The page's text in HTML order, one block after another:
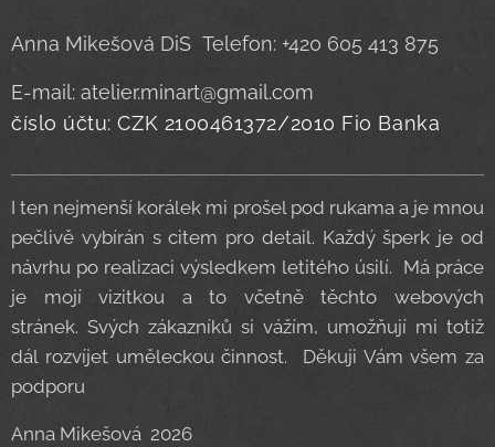
Anna Mikešová DiS Telefon: +420 605 413 875
E-mail: atelier.minart@gmail.com
číslo účtu: CZK 2100461372/2010 Fio Banka
I ten nejmenší korálek mi prošel pod rukama a je mnou
pečlivě vybírán s citem pro detail. Každý šperk je od
návrhu po realizaci výsledkem letitého úsilí. Má práce
je mojí vizitkou a to včetně těchto webových
stránek. Svých zákazníků si vážím, umožňují mi totiž
dál rozvíjet uměleckou činnost. Děkuji Vám všem za
podporu
Anna Mikešová 2026